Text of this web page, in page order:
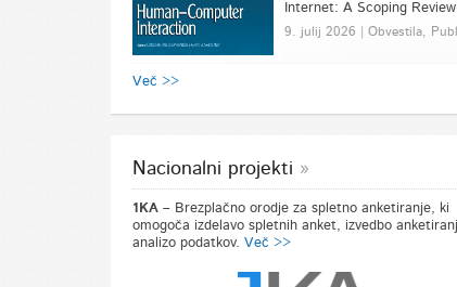
Internet: A Scoping
9. julij 2026 | Obvestila,
Več >>
Nacionalni projekti
1KA –Brezplačno orodje za spletno anketiranje, ki
omogoča izdelavo spletnih anket, izvedbo
analizo podatkov. Več >>